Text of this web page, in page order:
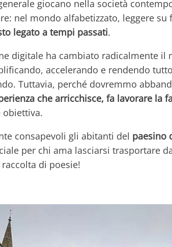
giocano nella società
nel mondo alfabetizzato, leggere su
legato a tempi passati.
digitale ha cambiato radicalmente il
accelerando e rendendo
Tuttavia, perché dovremmo
che arricchisce, fa lavorare la
obiettiva.
consapevoli gli abitanti del paesino
per chi ama lasciarsi trasportare
di poesie!